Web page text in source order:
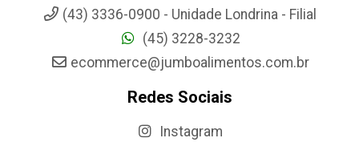
(43) 3336-0900 - Unidade Londrina - Filial
(45) 3228-3232
ecommerce@jumboalimentos.com.br
Redes Sociais
Instagram